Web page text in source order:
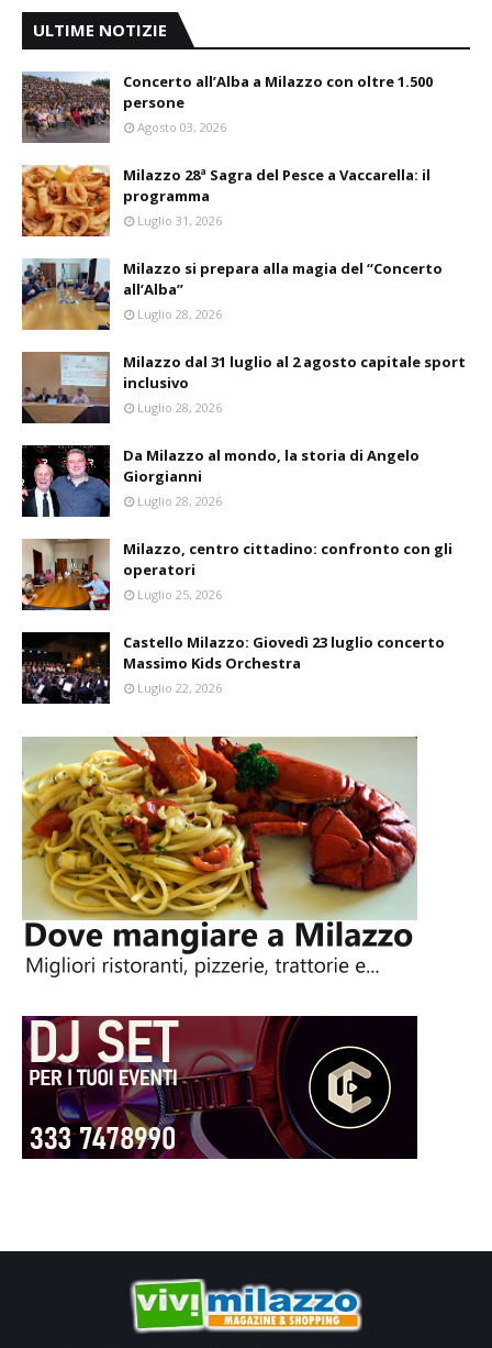
ULTIME NOTIZIE
Concerto all’Alba a Milazzo con oltre 1.500
persone
Agosto 03, 2026
Milazzo 28ª Sagra del Pesce a Vaccarella: il
programma
Luglio 31, 2026
Milazzo si prepara alla magia del “Concerto
all’Alba”
Luglio 28, 2026
Milazzo dal 31 luglio al 2 agosto capitale sport
inclusivo
Luglio 28, 2026
Da Milazzo al mondo, la storia di Angelo
Giorgianni
Luglio 28, 2026
Milazzo, centro cittadino: confronto con gli
operatori
Luglio 25, 2026
Castello Milazzo: Giovedì 23 luglio concerto
Massimo Kids Orchestra
Luglio 22, 2026